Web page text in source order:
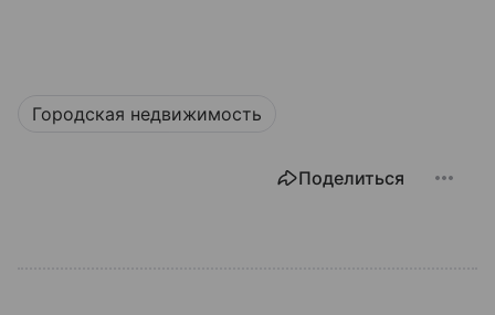
Городская недвижимость
Поделиться